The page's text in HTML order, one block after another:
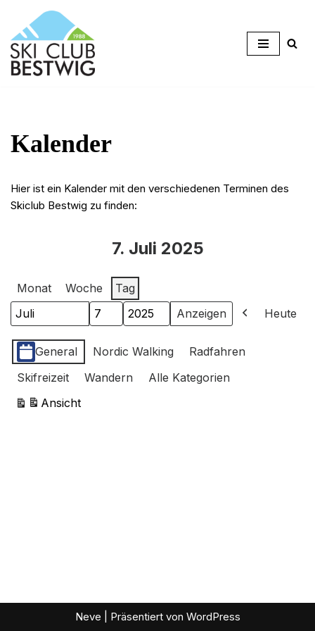
Zum
Inhalt
springen
Kalender
Hier ist ein Kalender mit den verschiedenen Terminen des
Skiclub Bestwig zu finden:
7. Juli 2025
Monat Woche Tag
Monat
Tag
Jahr Zurück
Heute
Kategorien
General Nordic Walking
Radfahren
Skifreizeit
Wandern
Alle Kategorien
Ansicht
ausdrucken
Neve | Präsentiert von WordPress